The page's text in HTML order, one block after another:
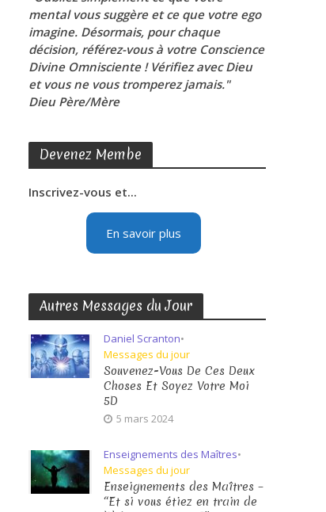
mental vous suggère et ce que votre ego
imagine. Désormais, pour chaque
décision, référez-vous à votre Conscience
Divine Omnisciente ! Vérifiez avec Dieu
et vous ne vous tromperez jamais."
Dieu Père/Mère
Devenez Membe
Inscrivez-vous et...
En savoir plus
Autres Messages du Jour
Daniel Scranton•
Messages du jour
Souvenez-Vous De Ces Deux
Choses Et Soyez Votre Moi
5D
5 mars 2024
Enseignements des Maîtres•
Messages du jour
Enseignements des Maîtres –
“Et si vous étiez en train de